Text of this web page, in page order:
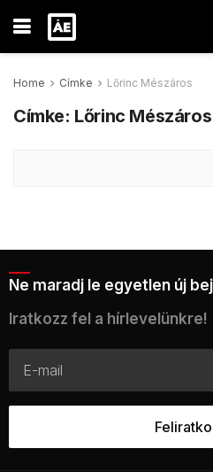
Home Címke Lőrinc Mészáros
Címke: Lőrinc Mészáros
Ne maradj le egyetlen új
Iratkozz fel a hírlevelünkre!